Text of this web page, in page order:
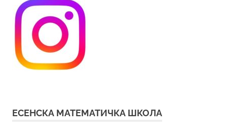
ЕСЕНСКА МАТЕМАТИЧКА ШКОЛА